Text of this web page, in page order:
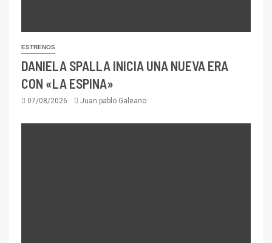
ESTRENOS
DANIELA SPALLA INICIA UNA NUEVA ERA
CON «LA ESPINA»
07/08/2026 Juan pablo Galeano